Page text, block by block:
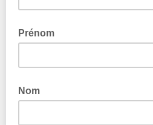
Prénom
Nom